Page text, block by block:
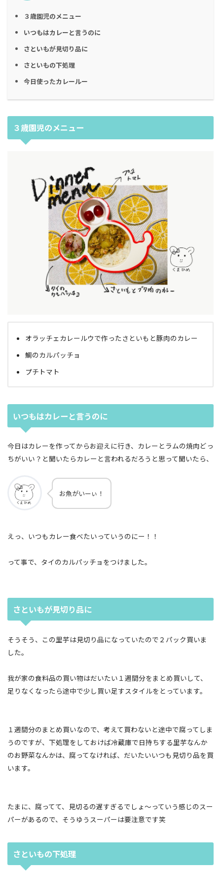
３歳園児のメニュー
いつもはカレーと言うのに
さといもが見切り品に
さといもの下処理
今日使ったカレールー
３歳園児のメニュー
オラッチェカレールウで作ったさといもと豚肉のカレー
鯛のカルパッチョ
プチトマト
いつもはカレーと言うのに
今日はカレーを作ってからお迎えに行き、カレーとラムの焼肉どっ
ちがいい？と聞いたらカレーと言われるだろうと思って聞いたら、
お魚がいーぃ！
えっ、いつもカレー食べたいっていうのにー！！
って事で、タイのカルパッチョをつけました。
さといもが見切り品に
そうそう、この里芋は見切り品になっていたので２パック買いま
した。
我が家の食料品の買い物はだいたい１週間分をまとめ買いして、
足りなくなったら途中で少し買い足すスタイルをとっています。
１週間分のまとめ買いなので、考えて買わないと途中で腐ってしま
うのですが、下処理をしておけば冷蔵庫で日持ちする里芋なんか
のお野菜なんかは、腐ってなければ、だいたいいつも見切り品を買
います。
たまに、腐ってて、見切るの遅すぎるでしょ〜っていう感じのスー
パーがあるので、そうゆうスーパーは要注意です笑
さといもの下処理